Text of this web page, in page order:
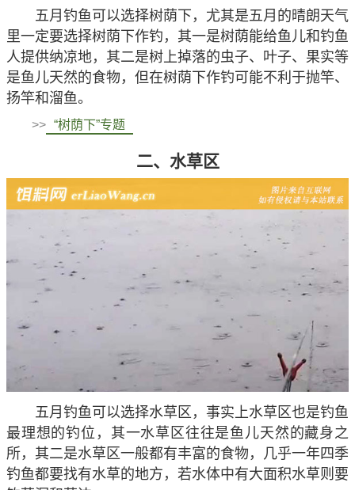
五月钓鱼可以选择树荫下，尤其是五月的晴朗天气
里一定要选择树荫下作钓，其一是树荫能给鱼儿和钓鱼
人提供纳凉地，其二是树上掉落的虫子、叶子、果实等
是鱼儿天然的食物，但在树荫下作钓可能不利于抛竿、
扬竿和溜鱼。
>> “树荫下”专题
二、水草区
五月钓鱼可以选择水草区，事实上水草区也是钓鱼
最理想的钓位，其一水草区往往是鱼儿天然的藏身之
所，其二是水草区一般都有丰富的食物，几乎一年四季
钓鱼都要找有水草的地方，若水体中有大面积水草则要